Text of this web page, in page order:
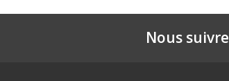
Nous suivre